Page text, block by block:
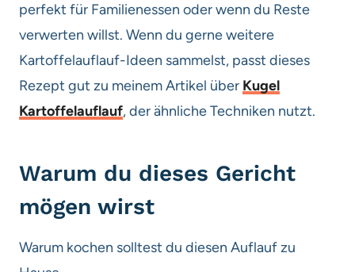
perfekt für Familienessen oder wenn du Reste
verwerten willst. Wenn du gerne weitere
Kartoffelauflauf-Ideen sammelst, passt dieses
Rezept gut zu meinem Artikel über Kugel
Kartoffelauflauf, der ähnliche Techniken nutzt.
Warum du dieses Gericht
mögen wirst
Warum kochen solltest du diesen Auflauf zu